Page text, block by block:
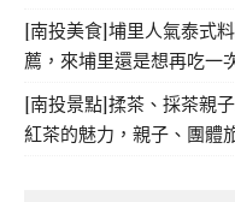
[南投美食]埔里人氣泰式
薦，來埔里還是想再吃一
[南投景點]揉茶、採茶親
紅茶的魅力，親子、團體